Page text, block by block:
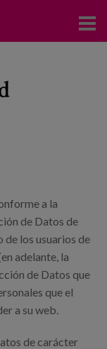
a la
de Datos de
de los usuarios de
adelante, la
de Datos que
que el
a su web.
de carácter